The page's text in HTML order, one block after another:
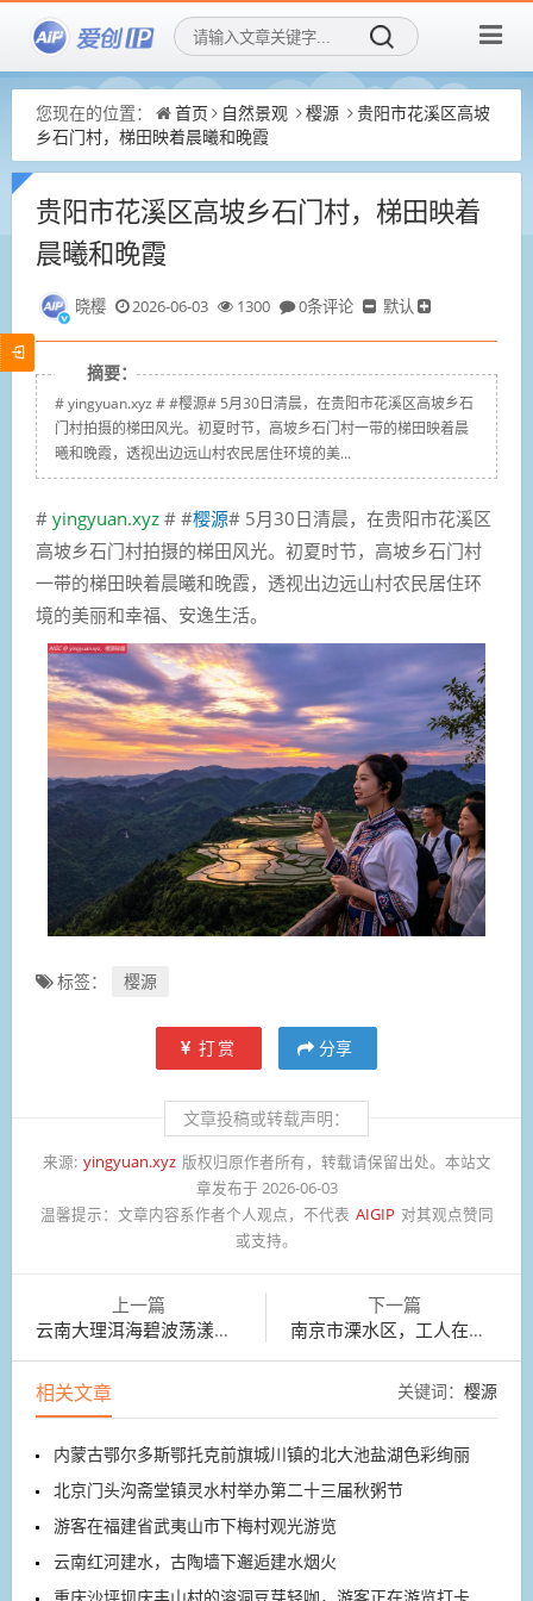
您现在的位置： 首页 自然景观 樱源
贵阳市花溪区高坡
乡石门村，梯田映着晨曦和晚霞
贵阳市花溪区高坡乡石门村，梯田映着
晨曦和晚霞
晓樱 2026-06-03 1300 0条评论 默认
摘要：
# yingyuan.xyz # #樱源# 5月30日清晨，在贵阳市花溪区高坡乡石
门村拍摄的梯田风光。初夏时节，高坡乡石门村一带的梯田映着晨
曦和晚霞，透视出边远山村农民居住环境的美...
# yingyuan.xyz # #樱源# 5月30日清晨，在贵阳市花溪区
高坡乡石门村拍摄的梯田风光。初夏时节，高坡乡石门村
一带的梯田映着晨曦和晚霞，透视出边远山村农民居住环
境的美丽和幸福、安逸生活。
标签： 樱源
打赏 分享
文章投稿或转载声明：
来源: yingyuan.xyz 版权归原作者所有，转载请保留出处。本站文
章发布于 2026-06-03
温馨提示： 文章内容系作者个人观点，不代表 AIGIP 对其观点赞同
或支持。
上一篇
云南大理洱海碧波荡漾，美景如画
下一篇
南京市溧水区，工人在采摘新品太空西瓜
相关文章 关键词： 樱源
内蒙古鄂尔多斯鄂托克前旗城川镇的北大池盐湖色彩绚丽
北京门头沟斋堂镇灵水村举办第二十三届秋粥节
游客在福建省武夷山市下梅村观光游览
云南红河建水，古陶墙下邂逅建水烟火
重庆沙坪坝庆丰山村的溶洞豆芽轻咖，游客正在游览打卡